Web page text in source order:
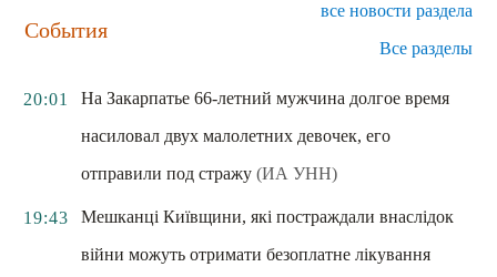
События
все новости раздела
Все разделы
20:01
На Закарпатье 66-летний мужчина долгое время
насиловал двух малолетних девочек, его
отправили под стражу (ИА УНН)
19:43
Мешканці Київщини, які постраждали внаслідок
війни можуть отримати безоплатне лікування